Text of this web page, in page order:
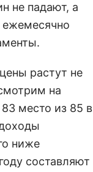
не падают, а
ежемесячно
растут не
на
место из 85 в
ниже
составляют